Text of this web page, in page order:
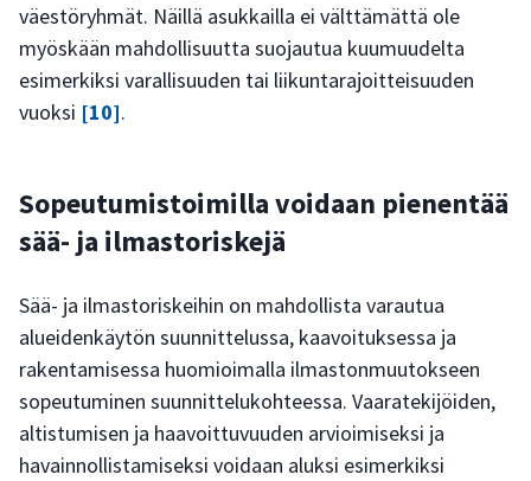
väestöryhmät. Näillä asukkailla ei välttämättä ole
myöskään mahdollisuutta suojautua kuumuudelta
esimerkiksi varallisuuden tai liikuntarajoitteisuuden
vuoksi [10].
Sopeutumistoimilla voidaan pienentää
sää- ja ilmastoriskejä
Sää- ja ilmastoriskeihin on mahdollista varautua
alueidenkäytön suunnittelussa, kaavoituksessa ja
rakentamisessa huomioimalla ilmastonmuutokseen
sopeutuminen suunnittelukohteessa. Vaaratekijöiden,
altistumisen ja haavoittuvuuden arvioimiseksi ja
havainnollistamiseksi voidaan aluksi esimerkiksi